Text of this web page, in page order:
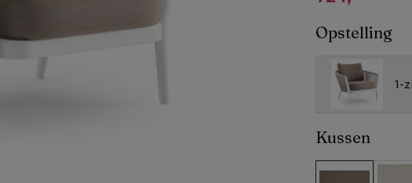
Opstelling
1-
Kussen